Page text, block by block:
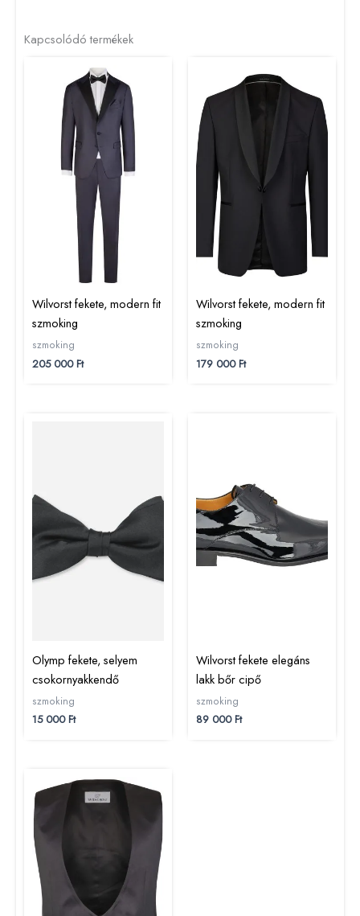
Kapcsolódó termékek
Wilvorst fekete, modern fit
szmoking
szmoking
205 000Ft
Wilvorst fekete, modern fit
szmoking
szmoking
179 000Ft
Olymp fekete, selyem
csokornyakkendő
szmoking
15 000Ft
Wilvorst fekete elegáns
lakk bőr cipő
szmoking
89 000Ft